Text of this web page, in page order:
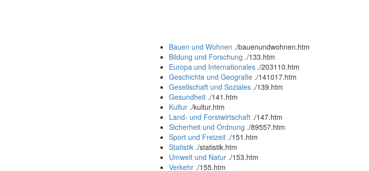
Bauen und Wohnen ./bauenundwohnen.htm
Bildung und Forschung ./133.htm
Europa und Internationales ./203110.htm
Geschichte und Geografie ./141017.htm
Gesellschaft und Soziales ./139.htm
Gesundheit ./141.htm
Kultur ./kultur.htm
Land- und Forstwirtschaft ./147.htm
Sicherheit und Ordnung ./89557.htm
Sport und Freizeit ./151.htm
Statistik ./statistik.htm
Umwelt und Natur ./153.htm
Verkehr ./155.htm